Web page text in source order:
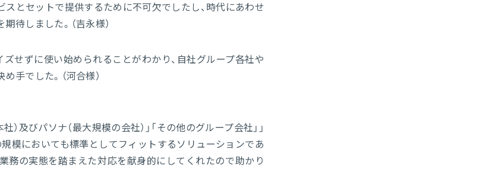
とセットで提供するために不可欠でしたし、時代にあわせ
待しました。（吉永様）
せずに使い始められることがわかり、自社グループ各社や
手でした。（河合様）
及びパソナ（最大規模の会社）」「その他のグループ会社」」
模においても標準としてフィットするソリューションであ
務の実態を踏まえた対応を献身的にしてくれたので助かり